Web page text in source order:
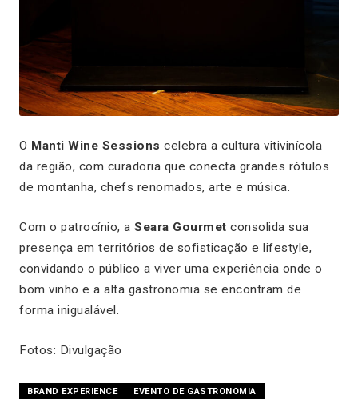
O Manti Wine Sessions celebra a cultura vitivinícola
da região, com curadoria que conecta grandes rótulos
de montanha, chefs renomados, arte e música.
Com o patrocínio, a Seara Gourmet consolida sua
presença em territórios de sofisticação e lifestyle,
convidando o público a viver uma experiência onde o
bom vinho e a alta gastronomia se encontram de
forma inigualável.
Fotos: Divulgação
BRAND EXPERIENCE
EVENTO DE GASTRONOMIA